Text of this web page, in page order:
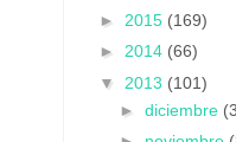
► 2015 (169)
► 2014 (66)
▼ 2013 (101)
► diciembre